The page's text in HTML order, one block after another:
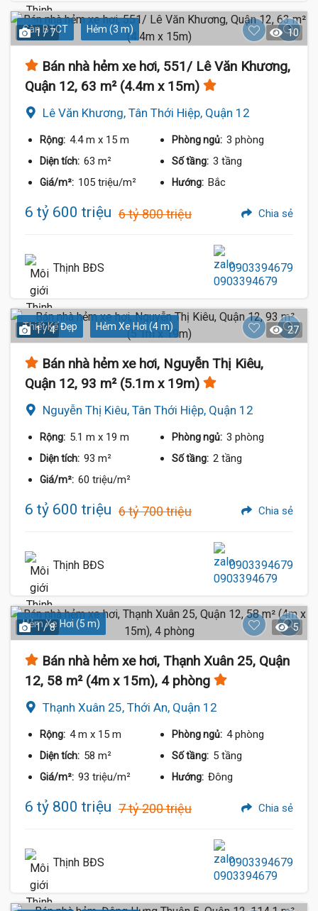
Sàn BTCT Hẻm (3 m)
1 / 7 10
Bán nhà hẻm xe hơi, 551/ Lê Văn Khương,
Quận 12, 63 m² (4.4m x 15m)
Lê Văn Khương, Tân Thới Hiệp, Quận 12
Rộng: 4.4 m x 15 m Phòng ngủ: 3 phòng
Diện tích: 63 m² Số tầng: 3 tầng
Giá/m²: 105 triệu/m² Hướng: Bắc
6 tỷ 600 triệu 6 tỷ 800 triệu Chia sẻ
Thịnh BĐS 0903394679
Thiết Kế Đẹp Hẻm Xe Hơi (4 m)
1 / 4 27
Bán nhà hẻm xe hơi, Nguyễn Thị Kiêu,
Quận 12, 93 m² (5.1m x 19m)
Nguyễn Thị Kiêu, Tân Thới Hiệp, Quận 12
Rộng: 5.1 m x 19 m Phòng ngủ: 3 phòng
Diện tích: 93 m² Số tầng: 2 tầng
Giá/m²: 60 triệu/m²
6 tỷ 600 triệu 6 tỷ 700 triệu Chia sẻ
Thịnh BĐS 0903394679
Hẻm Xe Hơi (5 m)
1 / 8 5
Bán nhà hẻm xe hơi, Thạnh Xuân 25, Quận
12, 58 m² (4m x 15m), 4 phòng
Thạnh Xuân 25, Thới An, Quận 12
Rộng: 4 m x 15 m Phòng ngủ: 4 phòng
Diện tích: 58 m² Số tầng: 5 tầng
Giá/m²: 93 triệu/m² Hướng: Đông
6 tỷ 800 triệu 7 tỷ 200 triệu Chia sẻ
Thịnh BĐS 0903394679